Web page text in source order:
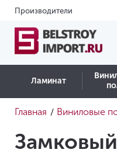
Производители
Ламинат
Главная / Виниловые